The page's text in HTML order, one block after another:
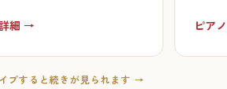
細 → ピア
プすると続きが見られます →